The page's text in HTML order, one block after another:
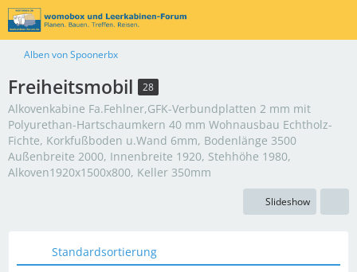
Alben von Spoonerbx
Freiheitsmobil 28
Alkovenkabine Fa.Fehlner,GFK-Verbundplatten 2 mm mit
Polyurethan-Hartschaumkern 40 mm Wohnausbau Echtholz-
Fichte, Korkfußboden u.Wand 6mm, Bodenlänge 3500
Außenbreite 2000, Innenbreite 1920, Stehhöhe 1980,
Alkoven1920x1500x800, Keller 350mm
Slideshow
Standardsortierung